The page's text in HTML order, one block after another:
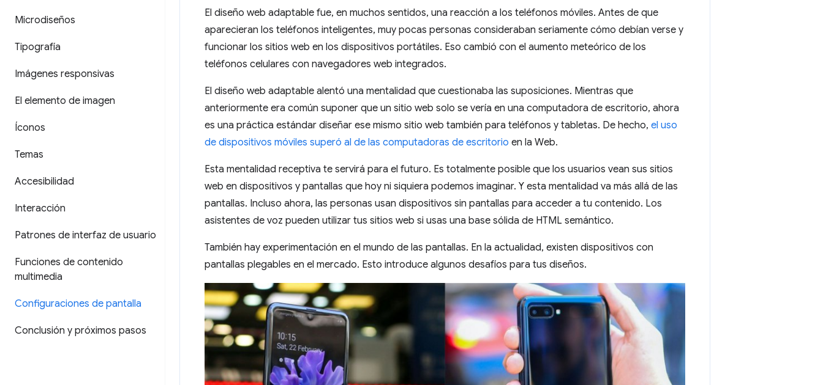
Microdiseños
Tipografía
Imágenes responsivas
El elemento de imagen
Íconos
Temas
Accesibilidad
Interacción
Patrones de interfaz de usuario
Funciones de contenido
multimedia
Configuraciones de pantalla
Conclusión y próximos pasos
El diseño web adaptable fue, en muchos sentidos, una reacción a los teléfonos móviles. Antes de que
aparecieran los teléfonos inteligentes, muy pocas personas consideraban seriamente cómo debían verse y
funcionar los sitios web en los dispositivos portátiles. Eso cambió con el aumento meteórico de los
teléfonos celulares con navegadores web integrados.
El diseño web adaptable alentó una mentalidad que cuestionaba las suposiciones. Mientras que
anteriormente era común suponer que un sitio web solo se vería en una computadora de escritorio, ahora
es una práctica estándar diseñar ese mismo sitio web también para teléfonos y tabletas. De hecho, el uso
de dispositivos móviles superó al de las computadoras de escritorio en la Web.
Esta mentalidad receptiva te servirá para el futuro. Es totalmente posible que los usuarios vean sus sitios
web en dispositivos y pantallas que hoy ni siquiera podemos imaginar. Y esta mentalidad va más allá de las
pantallas. Incluso ahora, las personas usan dispositivos sin pantallas para acceder a tu contenido. Los
asistentes de voz pueden utilizar tus sitios web si usas una base sólida de HTML semántico.
También hay experimentación en el mundo de las pantallas. En la actualidad, existen dispositivos con
pantallas plegables en el mercado. Esto introduce algunos desafíos para tus diseños.